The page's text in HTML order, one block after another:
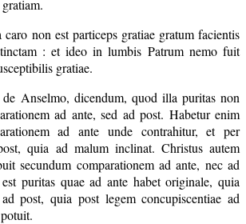
caro non est particeps gratiae gratum facientis
: et ideo in lumbis Patrum nemo fuit
gratiae.
Anselmo, dicendum, quod illa puritas non
ad ante, sed ad post. Habetur enim
ad ante unde contrahitur, et per
quia ad malum inclinat. Christus autem
secundum comparationem ad ante, nec ad
puritas quae ad ante habet originale, quia
post, quia post legem concupiscentiae ad